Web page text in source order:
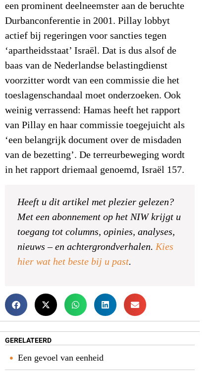
een prominent deelneemster aan de beruchte
Durbanconferentie in 2001. Pillay lobbyt
actief bij regeringen voor sancties tegen
‘apartheidsstaat’ Israël. Dat is dus alsof de
baas van de Nederlandse belastingdienst
voorzitter wordt van een commissie die het
toeslagenschandaal moet onderzoeken. Ook
weinig verrassend: Hamas heeft het rapport
van Pillay en haar commissie toegejuicht als
‘een belangrijk document over de misdaden
van de bezetting’. De terreurbeweging wordt
in het rapport driemaal genoemd, Israël 157.
Heeft u dit artikel met plezier gelezen?
Met een abonnement op het NIW krijgt u
toegang tot columns, opinies, analyses,
nieuws – en achtergrondverhalen. Kies
hier wat het beste bij u past.
GERELATEERD
Een gevoel van eenheid